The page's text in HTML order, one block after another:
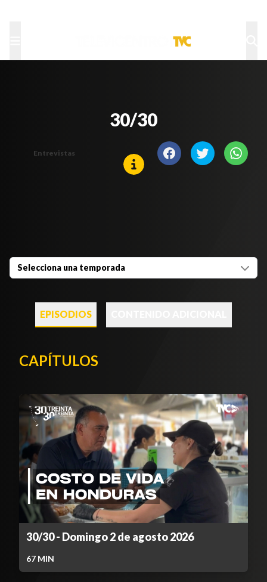
Entrevistas
30/30
Selecciona una temporada
EPISODIOS
CAPÍTULOS
30/30 - Domingo 2 de agosto 2026
67 MIN